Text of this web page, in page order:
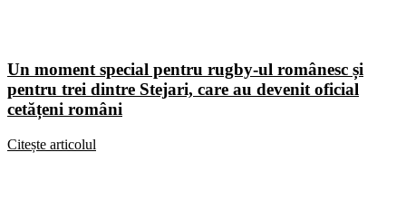
Un moment special pentru rugby-ul românesc și
pentru trei dintre Stejari, care au devenit oficial
cetățeni români
Citește articolul